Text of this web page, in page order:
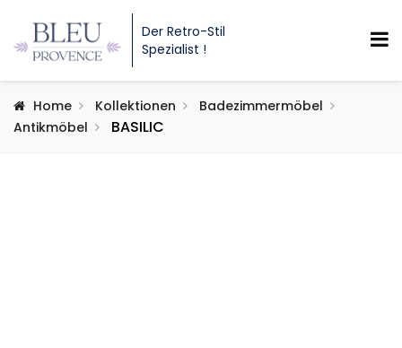
Der Retro-Stil
Spezialist !
Home Kollektionen
Badezimmermöbel
Antikmöbel
BASILIC